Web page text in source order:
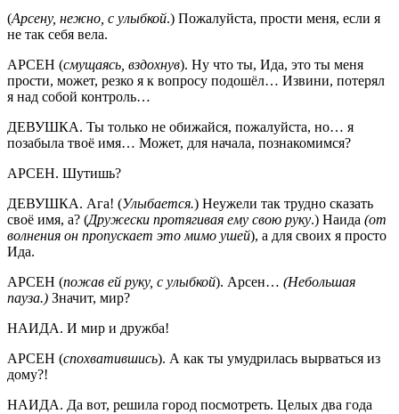
(Арсену, нежно, с улыбкой.) Пожалуйста, прости меня, если я
не так себя вела.
АРСЕН (смущаясь, вздохнув). Ну что ты, Ида, это ты меня
прости, может, резко я к вопросу подошёл… Извини, потерял
я над собой контроль…
ДЕВУШКА. Ты только не обижайся, пожалуйста, но… я
позабыла твоё имя… Может, для начала, познакомимся?
АРСЕН. Шутишь?
ДЕВУШКА. Ага! (Улыбается.) Неужели так трудно сказать
своё имя, а? (Дружески протягивая ему свою руку.) Наида (от
волнения он пропускает это мимо ушей), а для своих я просто
Ида.
АРСЕН (пожав ей руку, с улыбкой). Арсен… (Небольшая
пауза.) Значит, мир?
НАИДА. И мир и дружба!
АРСЕН (спохватившись). А как ты умудрилась вырваться из
дому?!
НАИДА. Да вот, решила город посмотреть. Целых два года